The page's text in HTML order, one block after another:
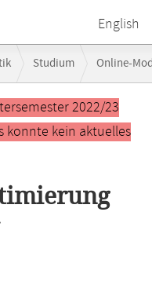
English
Studium Online-
2022/23
konnte kein aktuelles